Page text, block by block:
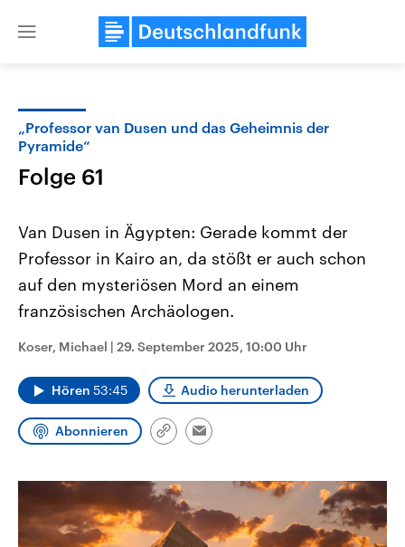
Close
Themen
Landtagswahl Sachsen-Anhalt
Alle Informationen
Sachsen-Anhalt wählt am 6.
September 2026 einen neuen
Landtag. Seit 2021 wird das
Bundesland von einer Koalition aus
CDU, SPD und FDP regiert.-
Umfragen, Prognosen,
Wahlprogramme, aktuelle Berichte
Hintergründe
gehören die Vereinigten
den mächtigsten Ländern
mit großem Einfluss auf
Audio-Archiv
„Professor van Dusen und das Geheimnis der
Pyramide“
Folge 61
Van Dusen in Ägypten: Gerade kommt der
Professor in Kairo an, da stößt er auch schon
auf den mysteriösen Mord an einem
französischen Archäologen.
Koser, Michael | 29. September 2025, 10:00 Uhr
Hören 53:45 Audio herunterladen
Abonnieren
Link
Email